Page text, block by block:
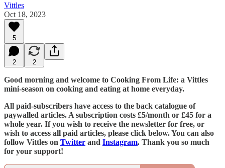
Vittles
Oct 18, 2023
5
2 2
Good morning and welcome to Cooking From Life: a Vittles
mini-season on cooking and eating at home everyday.
All paid-subscribers have access to the back catalogue of
paywalled articles. A subscription costs £5/month or £45 for a
whole year. If you wish to receive the newsletter for free, or
wish to access all paid articles, please click below. You can also
follow Vittles on Twitter and Instagram. Thank you so much
for your support!